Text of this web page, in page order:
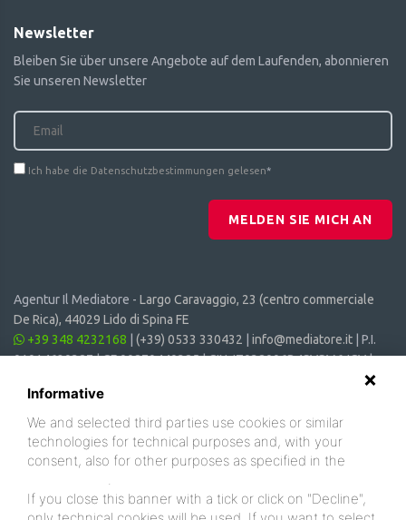
Newsletter
Bleiben Sie über unsere Angebote auf dem Laufenden, abonnieren
Sie unseren Newsletter
Ich habe die Datenschutzbestimmungen gelesen*
MELDEN SIE MICH AN
Agentur Il Mediatore - Largo Caravaggio, 23 (centro commerciale
De Rica), 44029 Lido di Spina FE
+39 348 4232168
(+39) 0533 330432 info@mediatore.it | P.I.
01014620387 | CF 00870440385 | CIN: IT038006B4SVSM6JCV |
Informative
We and selected third parties use cookies or similar
technologies for technical purposes and, with your
consent, also for other purposes as specified in the
.
If you close this banner with a tick or click on "Decline",